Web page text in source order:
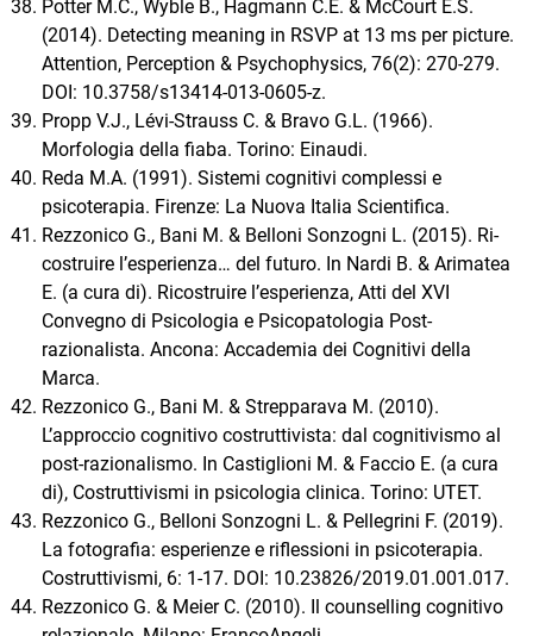
Potter M.C., Wyble B., Hagmann C.E. & McCourt E.S.
(2014). Detecting meaning in RSVP at 13 ms per picture.
Attention, Perception & Psychophysics, 76(2): 270-279.
DOI: 10.3758/s13414-013-0605-z.
Propp V.J., Lévi-Strauss C. & Bravo G.L. (1966).
Morfologia della fiaba. Torino: Einaudi.
Reda M.A. (1991). Sistemi cognitivi complessi e
psicoterapia. Firenze: La Nuova Italia Scientifica.
Rezzonico G., Bani M. & Belloni Sonzogni L. (2015). Ri-
costruire l’esperienza… del futuro. In Nardi B. & Arimatea
E. (a cura di). Ricostruire l’esperienza, Atti del XVI
Convegno di Psicologia e Psicopatologia Post-
razionalista. Ancona: Accademia dei Cognitivi della
Marca.
Rezzonico G., Bani M. & Strepparava M. (2010).
L’approccio cognitivo costruttivista: dal cognitivismo al
post-razionalismo. In Castiglioni M. & Faccio E. (a cura
di), Costruttivismi in psicologia clinica. Torino: UTET.
Rezzonico G., Belloni Sonzogni L. & Pellegrini F. (2019).
La fotografia: esperienze e riflessioni in psicoterapia.
Costruttivismi, 6: 1-17. DOI: 10.23826/2019.01.001.017.
Rezzonico G. & Meier C. (2010). Il counselling cognitivo